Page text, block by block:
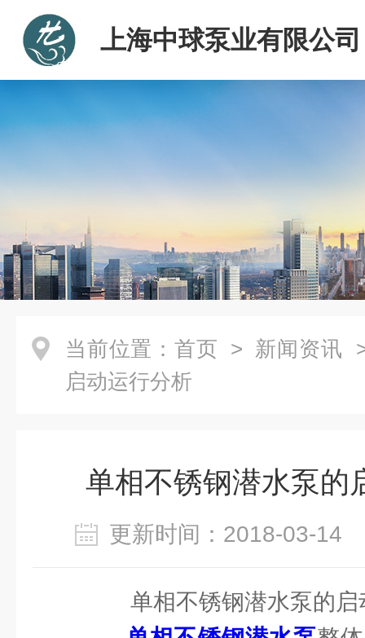
上海中球泵业有限公司
当前位置： 首页 > 新闻资讯
启动运行分析
单相不锈钢潜水泵的
更新时间：2018-03-
单相不锈钢潜水泵的启